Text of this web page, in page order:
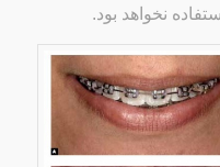
نخواهد بود.